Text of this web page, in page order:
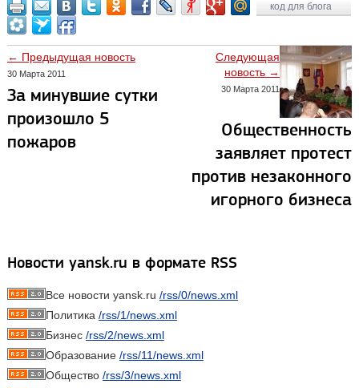
код для блога
← Предыдущая новость
30 Марта 2011
За минувшие сутки
произошло 5
пожаров
Следующая
новость →
30 Марта 2011
Общественность
заявляет протест
против незаконного
игорного бизнеса
Новости yansk.ru в формате RSS
Все новости yansk.ru /rss/0/news.xml
Политика /rss/1/news.xml
Бизнес /rss/2/news.xml
Образование /rss/11/news.xml
Общество /rss/3/news.xml